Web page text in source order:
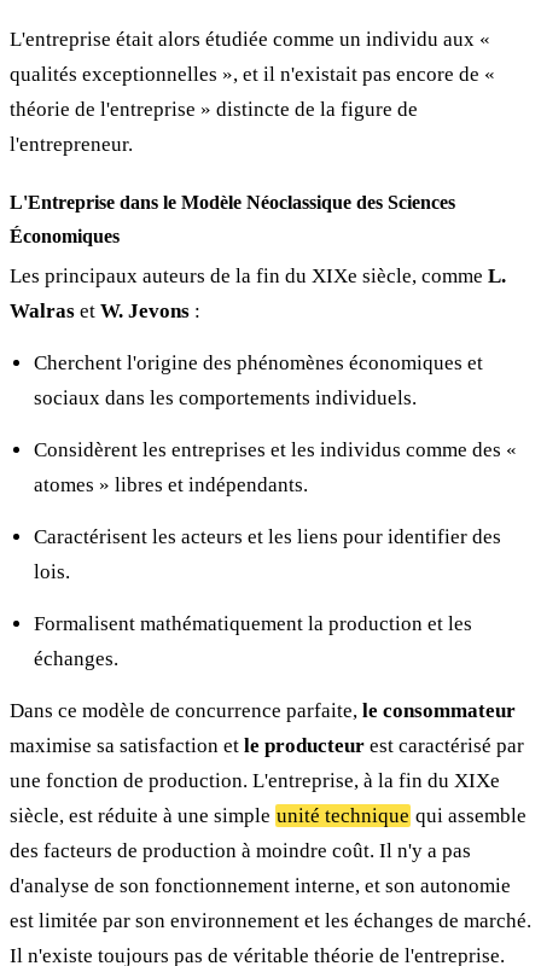
L'entreprise était alors étudiée comme un individu aux «
qualités exceptionnelles », et il n'existait pas encore de «
théorie de l'entreprise » distincte de la figure de
l'entrepreneur.
L'Entreprise dans le Modèle Néoclassique des Sciences
Économiques
Les principaux auteurs de la fin du XIXe siècle, comme L.
Walras et W. Jevons :
Cherchent l'origine des phénomènes économiques et
sociaux dans les comportements individuels.
Considèrent les entreprises et les individus comme des «
atomes » libres et indépendants.
Caractérisent les acteurs et les liens pour identifier des
lois.
Formalisent mathématiquement la production et les
échanges.
Dans ce modèle de concurrence parfaite, le consommateur
maximise sa satisfaction et le producteur est caractérisé par
une fonction de production. L'entreprise, à la fin du XIXe
siècle, est réduite à une simple unité technique qui assemble
des facteurs de production à moindre coût. Il n'y a pas
d'analyse de son fonctionnement interne, et son autonomie
est limitée par son environnement et les échanges de marché.
Il n'existe toujours pas de véritable théorie de l'entreprise.